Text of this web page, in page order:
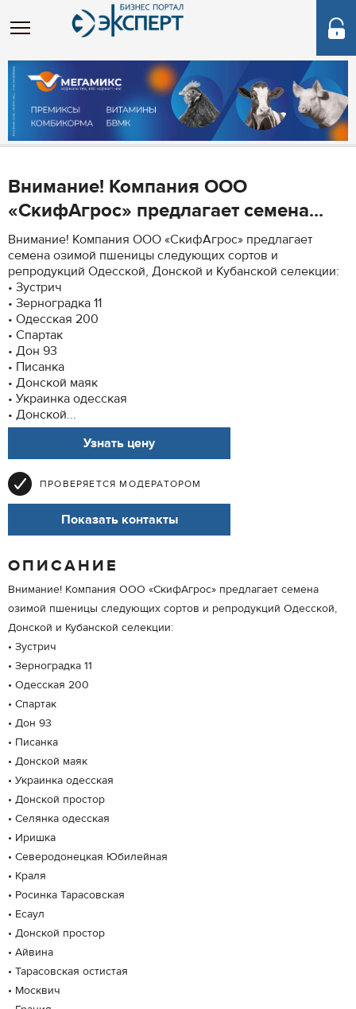
Внимание! Компания ООО
«СкифАгрос» предлагает семена...
Внимание! Компания ООО «СкифАгрос» предлагает
семена озимой пшеницы следующих сортов и
репродукций Одесской, Донской и Кубанской селекции:
• Зустрич
• Зерноградка 11
• Одесская 200
• Спартак
• Дон 93
• Писанка
• Донской маяк
• Украинка одесская
• Донской...
Узнать цену
ПРОВЕРЯЕТСЯ МОДЕРАТОРОМ
Показать контакты
ОПИСАНИЕ
Внимание! Компания ООО «СкифАгрос» предлагает семена
озимой пшеницы следующих сортов и репродукций Одесской,
Донской и Кубанской селекции:
• Зустрич
• Зерноградка 11
• Одесская 200
• Спартак
• Дон 93
• Писанка
• Донской маяк
• Украинка одесская
• Донской простор
• Селянка одесская
• Иришка
• Северодонецкая Юбилейная
• Краля
• Росинка Тарасовская
• Есаул
• Донской простор
• Айвина
• Тарасовская остистая
• Москвич